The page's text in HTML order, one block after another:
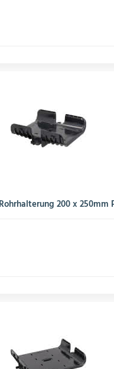
200 x 250mm